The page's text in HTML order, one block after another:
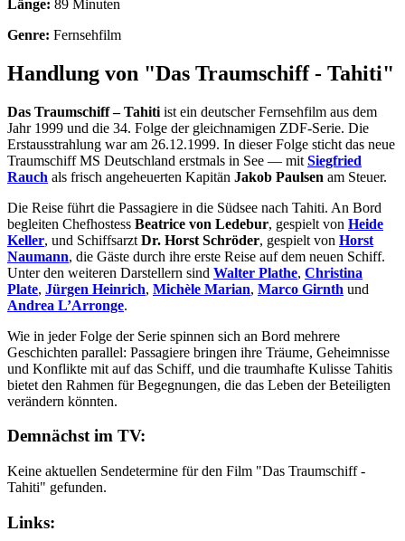
Länge: 89 Minuten
Genre: Fernsehfilm
Handlung von "Das Traumschiff - Tahiti"
Das Traumschiff – Tahiti ist ein deutscher Fernsehfilm aus dem
Jahr 1999 und die 34. Folge der gleichnamigen ZDF-Serie. Die
Erstausstrahlung war am 26.12.1999. In dieser Folge sticht das neue
Traumschiff MS Deutschland erstmals in See — mit Siegfried
Rauch als frisch angeheuerten Kapitän Jakob Paulsen am Steuer.
Die Reise führt die Passagiere in die Südsee nach Tahiti. An Bord
begleiten Chefhostess Beatrice von Ledebur, gespielt von Heide
Keller, und Schiffsarzt Dr. Horst Schröder, gespielt von Horst
Naumann, die Gäste durch ihre erste Reise auf dem neuen Schiff.
Unter den weiteren Darstellern sind Walter Plathe, Christina
Plate, Jürgen Heinrich, Michèle Marian, Marco Girnth und
Andrea L’Arronge.
Wie in jeder Folge der Serie spinnen sich an Bord mehrere
Geschichten parallel: Passagiere bringen ihre Träume, Geheimnisse
und Konflikte mit auf das Schiff, und die traumhafte Kulisse Tahitis
bietet den Rahmen für Begegnungen, die das Leben der Beteiligten
verändern könnten.
Demnächst im TV:
Keine aktuellen Sendetermine für den Film "Das Traumschiff -
Tahiti" gefunden.
Links: